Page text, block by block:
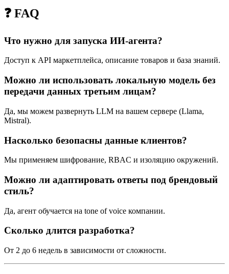
❓ FAQ
Что нужно для запуска ИИ-агента?
Доступ к API маркетплейса, описание товаров и база знаний.
Можно ли использовать локальную модель без
передачи данных третьим лицам?
Да, мы можем развернуть LLM на вашем сервере (Llama,
Mistral).
Насколько безопасны данные клиентов?
Мы применяем шифрование, RBAC и изоляцию окружений.
Можно ли адаптировать ответы под брендовый
стиль?
Да, агент обучается на tone of voice компании.
Сколько длится разработка?
От 2 до 6 недель в зависимости от сложности.